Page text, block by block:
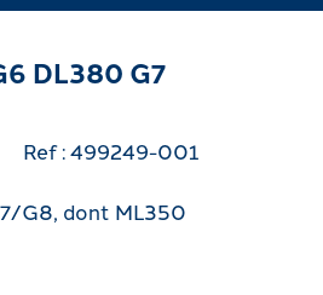
DL380 G7
Ref : 499249-001
G8, dont ML350